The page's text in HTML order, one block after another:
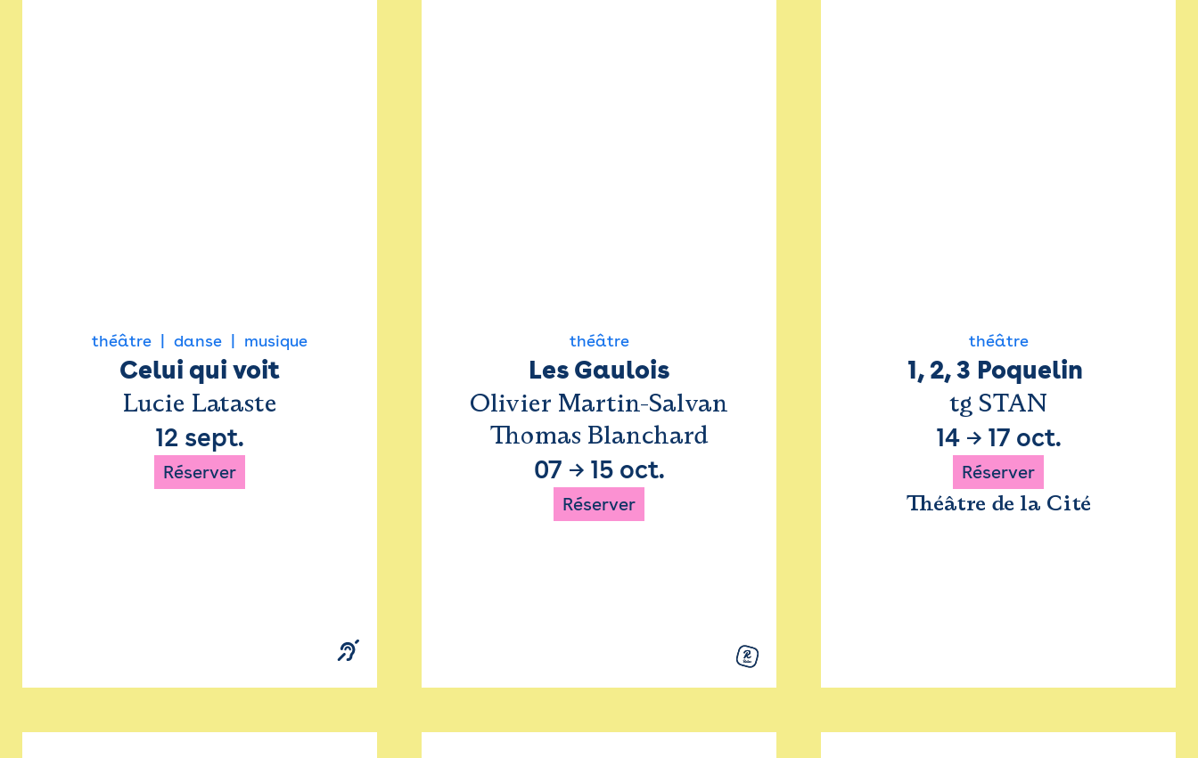
théâtre danse musique
Celui qui voit
Lucie Lataste
12 sept.
Réserver
théâtre
Les Gaulois
Olivier Martin-Salvan
Thomas Blanchard
07 → 15 oct.
Réserver
théâtre
1, 2, 3 Poquelin
tg STAN
14→ 17 oct.
Réserver
Théâtre de la Cité